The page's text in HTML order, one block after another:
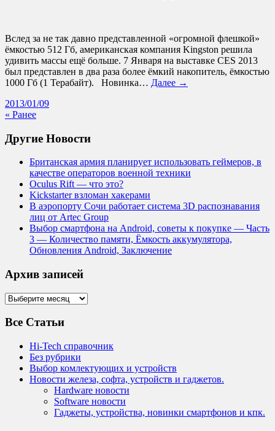
Вслед за не так давно представленной «огромной флешкой»
ёмкостью 512 Гб, американская компания Kingston решила
удивить массы ещё больше. 7 Января на выставке CES 2013
был представлен в два раза более ёмкий накопитель, ёмкостью
1000 Гб (1 Терабайт). Новинка… Далее →
2013/01/09
« Ранее
Другие Новости
Британская армия планирует использовать геймеров, в
качестве операторов военной техники
Oculus Rift — что это?
Kickstarter взломан хакерами
В аэропорту Сочи работает система 3D распознавания
лиц от Artec Group
Выбор смартфона на Android, советы к покупке — Часть
3 — Количество памяти, Ёмкость аккумулятора,
Обновления Android, Заключение
Архив записей
Архив
Все Статьи
Hi-Tech справочник
Без рубрики
Выбор комлектующих и устройств
Новости железа, софта, устройств и гаджетов.
Hardware новости
Software новости
Гаджеты, устройства, новинки смартфонов и кпк.